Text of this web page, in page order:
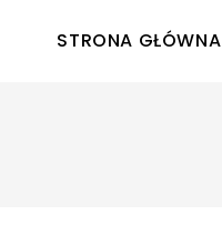
STRONA GŁÓWNA